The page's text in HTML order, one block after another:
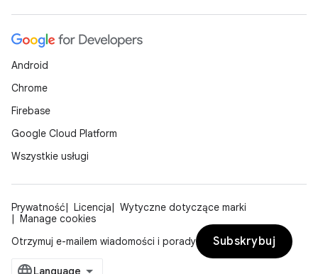
Android
Chrome
Firebase
Google Cloud Platform
Wszystkie usługi
Prywatność Licencja
Wytyczne dotyczące marki
Manage cookies
Otrzymuj e-mailem wiadomości i porady
Subskrybuj